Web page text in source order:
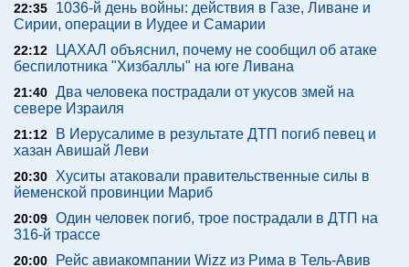
22:35
1036-й день войны: действия в Газе, Ливане и
Сирии, операции в Иудее и Самарии
22:12
ЦАХАЛ объяснил, почему не сообщил об атаке
беспилотника "Хизбаллы" на юге Ливана
21:40 Два человека пострадали от укусов змей на
севере Израиля
21:12
В Иерусалиме в результате ДТП погиб певец и
хазан Авишай Леви
20:30 Хуситы атаковали правительственные силы в
йеменской провинции Мариб
20:09 Один человек погиб, трое пострадали в ДТП на
316-й трассе
20:00
Рейс авиакомпании Wizz из Рима в Тель-Авив